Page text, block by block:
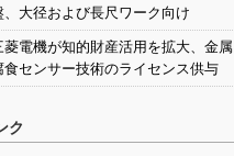
、大径および長尺ワーク向け
菱電機が知的財産活用を拡大、金属
食センサー技術のライセンス供与
ク